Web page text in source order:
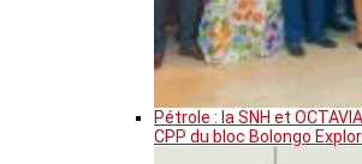
Pétrole : la SNH et
CPP du bloc Bolongo